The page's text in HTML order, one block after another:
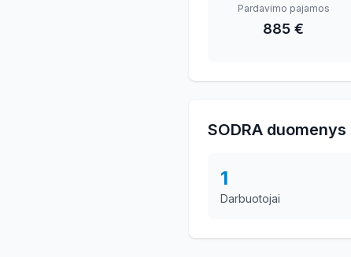
Pardavimo pajamos
885 €
SODRA duomenys
1
Darbuotojai